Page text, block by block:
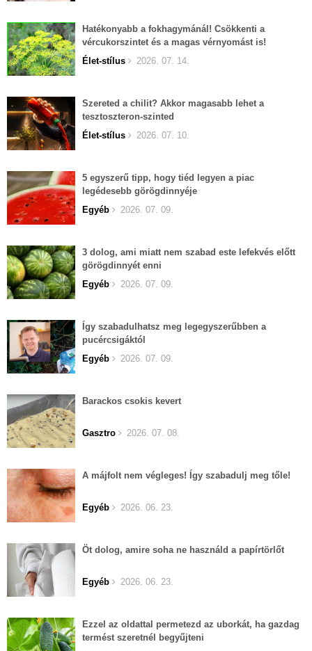
Hatékonyabb a fokhagymánál! Csökkenti a
vércukorszintet és a magas vérnyomást is!
Élet-stílus
2026. 07. 14.
Szereted a chilit? Akkor magasabb lehet a
tesztoszteron-szinted
Élet-stílus
2026. 07. 10.
5 egyszerű tipp, hogy tiéd legyen a piac
legédesebb görögdinnyéje
Egyéb
2026. 07. 09.
3 dolog, ami miatt nem szabad este lefekvés előtt
görögdinnyét enni
Egyéb
2026. 07. 09.
Így szabadulhatsz meg legegyszerűbben a
pucércsigáktól
Egyéb
2026. 07. 09.
Barackos csokis kevert
Gasztro 2026. 07. 08.
A májfolt nem végleges! Így szabadulj meg tőle!
Egyéb 2026. 06. 23.
Öt dolog, amire soha ne használd a papírtörlőt
Egyéb 2026. 06. 23.
Ezzel az oldattal permetezd az uborkát, ha gazdag
termést szeretnél begyűjteni